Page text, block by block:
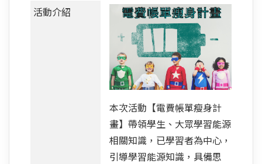
活動介紹
本次活動【電費帳單瘦身計
畫】帶領學生、大眾學習能源
相關知識，已學習者為中心，
引導學習能源知識，具備思